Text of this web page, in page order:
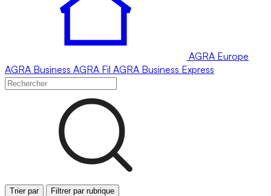
AGRA Europe
AGRA Business AGRA Fil AGRA Business Express
Trier par Filtrer par rubrique